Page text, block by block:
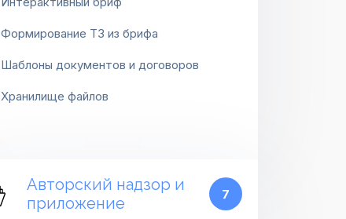
Формирование ТЗ из брифа
Шаблоны документов и договоров
Хранилище файлов
Авторский надзор и
приложение
7